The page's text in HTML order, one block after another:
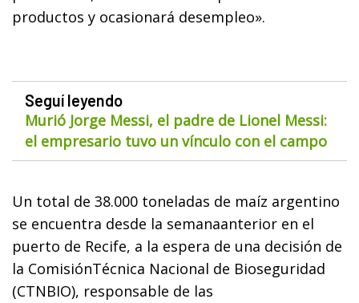
productos y ocasionará desempleo».
Seguí leyendo
Murió Jorge Messi, el padre de Lionel Messi:
el empresario tuvo un vínculo con el campo
Un total de 38.000 toneladas de maíz argentino
se encuentra desde la semanaanterior en el
puerto de Recife, a la espera de una decisión de
la ComisiónTécnica Nacional de Bioseguridad
(CTNBIO), responsable de las